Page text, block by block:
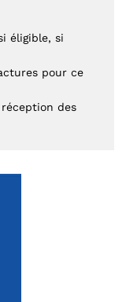
éligible, si
pour ce
des